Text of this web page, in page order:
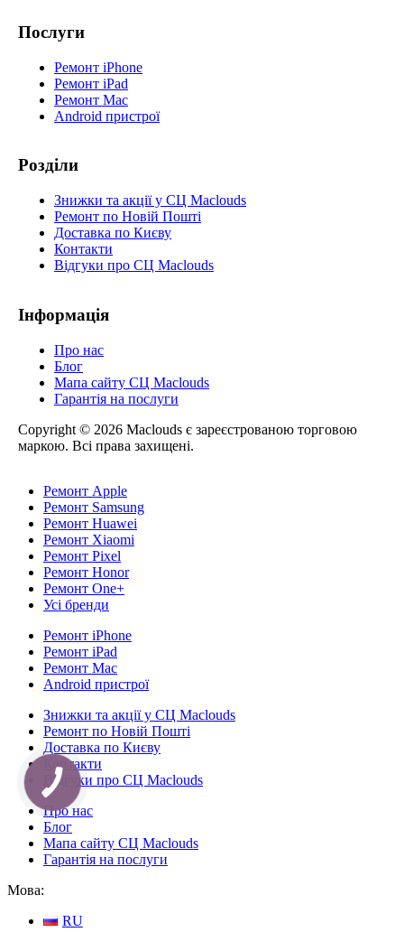
Послуги
Ремонт iPhone
Ремонт iPad
Ремонт Mac
Android пристрої
Розділи
Знижки та акції у СЦ Maclouds
Ремонт по Новій Пошті
Доставка по Києву
Контакти
Відгуки про СЦ Maclouds
Інформація
Про нас
Блог
Мапа сайту СЦ Maclouds
Гарантія на послуги
Copyright © 2026 Maclouds є зареєстрованою торговою
маркою. Всі права захищені.
Ремонт Apple
Ремонт Samsung
Ремонт Huawei
Ремонт Xiaomi
Ремонт Pixel
Ремонт Honor
Ремонт One+
Усі бренди
Ремонт iPhone
Ремонт iPad
Ремонт Mac
Android пристрої
Знижки та акції у СЦ Maclouds
Ремонт по Новій Пошті
Доставка по Києву
Контакти
Відгуки про СЦ Maclouds
Про нас
Блог
Мапа сайту СЦ Maclouds
Гарантія на послуги
Мова:
RU
КНОПКА
СВЯЗИ